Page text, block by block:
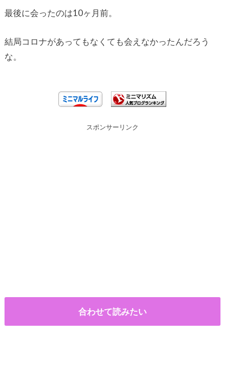
最後に会ったのは10ヶ月前。
結局コロナがあってもなくても会えなかったんだろう
な。
スポンサーリンク
合わせて読みたい